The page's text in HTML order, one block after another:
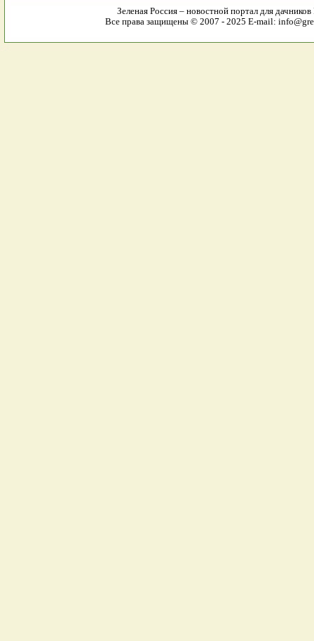
Зеленая Россия – новостной портал для дачников
Все права защищены © 2007 - 2025 E-mail: